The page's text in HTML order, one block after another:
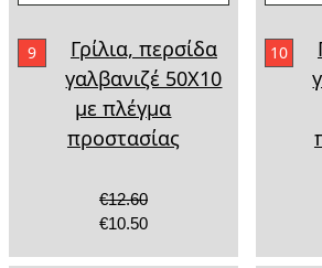
9
Γρίλια, περσίδα
γαλβανιζέ 50Χ10
με πλέγμα
προστασίας
€12.60
€10.50
10